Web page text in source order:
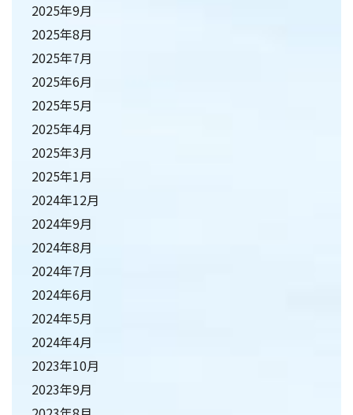
2025年9月
2025年8月
2025年7月
2025年6月
2025年5月
2025年4月
2025年3月
2025年1月
2024年12月
2024年9月
2024年8月
2024年7月
2024年6月
2024年5月
2024年4月
2023年10月
2023年9月